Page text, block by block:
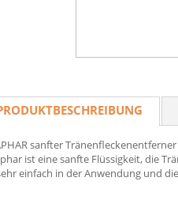
sanfter Tränenfleckenentferner
ist eine sanfte Flüssigkeit, die
einfach in der Anwendung und